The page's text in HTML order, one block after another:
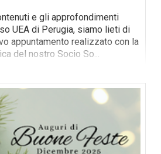
e gli approfondimenti
UEA di Perugia, siamo lieti di
appuntamento realizzato con la
del nostro Socio So...